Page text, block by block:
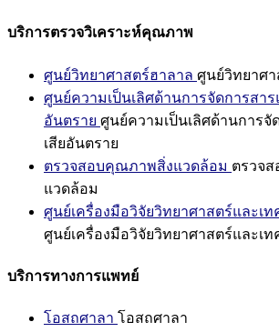
บริการตรวจวิเคราะห์คุณภาพ
ศูนย์วิทยาศาสตร์ฮาลาล ศูนย์วิทยาศ
ศูนย์ความเป็นเลิศด้านการจัดการสาร
อันตราย ศูนย์ความเป็นเลิศด้านการจั
เสียอันตราย
ตรวจสอบคุณภาพสิ่งแวดล้อม ตรวจ
แวดล้อม
ศูนย์เครื่องมือวิจัยวิทยาศาสตร์และเท
ศูนย์เครื่องมือวิจัยวิทยาศาสตร์และเท
บริการทางการแพทย์
โอสถศาลา โอสถศาลา